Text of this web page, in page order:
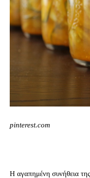
pinterest.com
Η αγαπημένη συνήθεια